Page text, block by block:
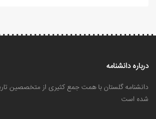
درباره دانشنامه
دانشنامه گلستان با همت جمع کثیری از متخصصین
شده است